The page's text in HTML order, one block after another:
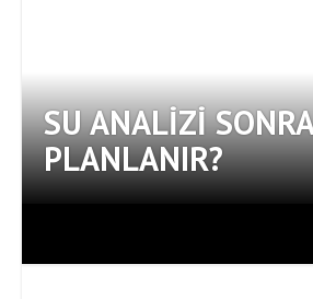
SU ANALIZI
PLANLANIR?